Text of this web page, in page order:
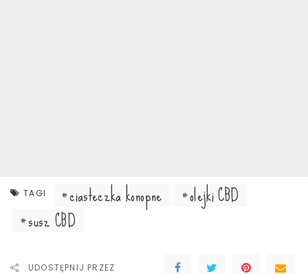
TAGI ciasteczka konopne
olejki CBD
susz CBD
UDOSTĘPNIJ PRZEZ